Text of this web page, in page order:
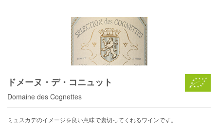
ドメーヌ・デ・コニュット
Domaine des Cognettes
ミュスカデのイメージを良い意味で裏切ってくれるワインです。